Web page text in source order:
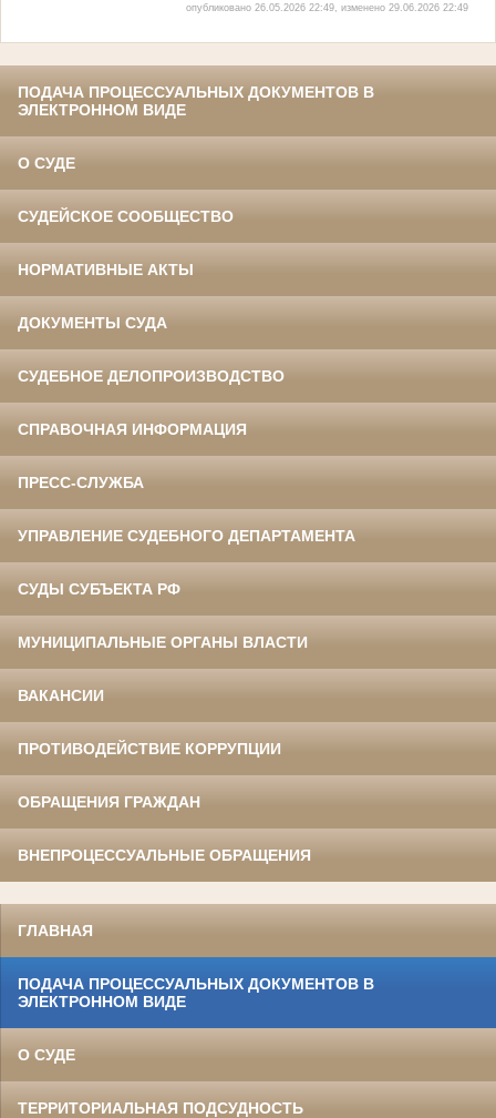
опубликовано 26.05.2026 22:49, изменено 29.06.2026 22:49
ПОДАЧА ПРОЦЕССУАЛЬНЫХ ДОКУМЕНТОВ В
ЭЛЕКТРОННОМ ВИДЕ
О СУДЕ
СУДЕЙСКОЕ СООБЩЕСТВО
НОРМАТИВНЫЕ АКТЫ
ДОКУМЕНТЫ СУДА
СУДЕБНОЕ ДЕЛОПРОИЗВОДСТВО
СПРАВОЧНАЯ ИНФОРМАЦИЯ
ПРЕСС-СЛУЖБА
УПРАВЛЕНИЕ СУДЕБНОГО ДЕПАРТАМЕНТА
СУДЫ СУБЪЕКТА РФ
МУНИЦИПАЛЬНЫЕ ОРГАНЫ ВЛАСТИ
ВАКАНСИИ
ПРОТИВОДЕЙСТВИЕ КОРРУПЦИИ
ОБРАЩЕНИЯ ГРАЖДАН
ВНЕПРОЦЕССУАЛЬНЫЕ ОБРАЩЕНИЯ
ГЛАВНАЯ
ПОДАЧА ПРОЦЕССУАЛЬНЫХ ДОКУМЕНТОВ В
ЭЛЕКТРОННОМ ВИДЕ
О СУДЕ
ТЕРРИТОРИАЛЬНАЯ ПОДСУДНОСТЬ